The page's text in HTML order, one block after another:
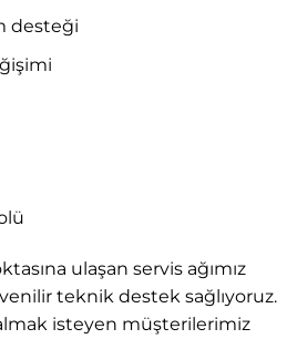
desteği
ulaşan servis ağımız
teknik destek sağlıyoruz.
isteyen müşterilerimiz